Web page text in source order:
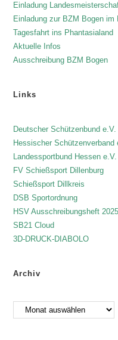
Einladung
Einladung zur BZM Bogen im
Tagesfahrt ins Phantasialand
Aktuelle Infos
Ausschreibung BZM Bogen
Links
Deutscher Schützenbund e.V.
Hessischer Schützenverband
Landessportbund Hessen e.V.
FV Schießsport Dillenburg
Schießsport Dillkreis
DSB Sportordnung
HSV Ausschreibungsheft 2025
SB21 Cloud
3D-DRUCK-DIABOLO
Archiv